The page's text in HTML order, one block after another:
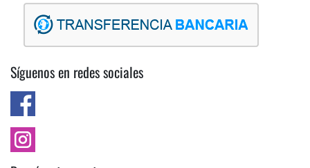
Síguenos en redes sociales